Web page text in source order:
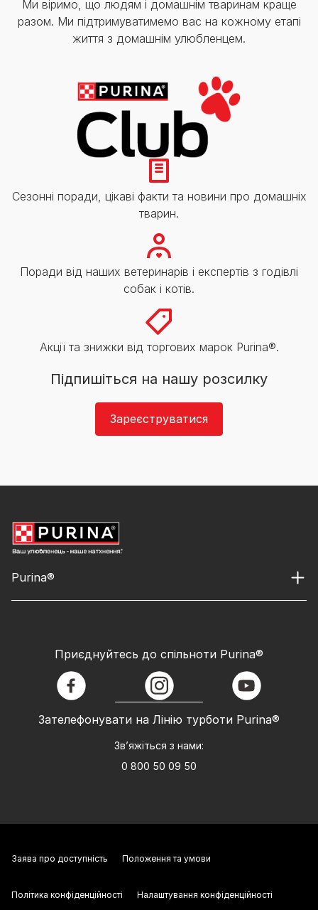
Ми віримо, що людям і домашнім тваринам краще
разом. Ми підтримуватимемо вас на кожному етапі
життя з домашнім улюбленцем.
Сезонні поради, цікаві факти та новини про домашніх
тварин.
Поради від наших ветеринарів і експертів з годівлі
собак і котів.
Акції та знижки від торгових марок Purina®.
Підпишіться на нашу розсилку
Зареєструватися
Purina®
Зателефонувати на Лінію турботи Purina®
Зв’яжіться з нами:
0 800 50 09 50
Приєднуйтесь до спільноти Purina®
facebook instagram youtube
Заява про доступність Положення та умови
Політика конфіденційності Налаштування конфіденційності